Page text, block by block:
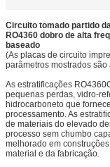
Circuito tomado partido
RO4360 dobro de alta
baseado
(As placas de circuito
parâmetros mostrados
As estratificações
pequenas perdas, vidro-
hidrocarboneto que
processamento. As
de materiais do elevado
processo sem chumbo
melhorado em
material e da fabricação.